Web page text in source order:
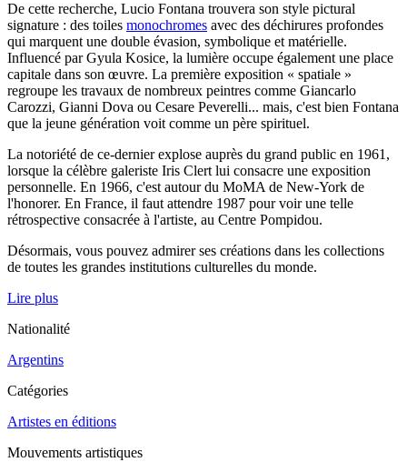
De cette recherche, Lucio Fontana trouvera son style pictural
signature : des toiles monochromes avec des déchirures profondes
qui marquent une double évasion, symbolique et matérielle.
Influencé par Gyula Kosice, la lumière occupe également une place
capitale dans son œuvre. La première exposition « spatiale »
regroupe les travaux de nombreux peintres comme Giancarlo
Carozzi, Gianni Dova ou Cesare Peverelli... mais, c'est bien Fontana
que la jeune génération voit comme un père spirituel.
La notoriété de ce-dernier explose auprès du grand public en 1961,
lorsque la célèbre galeriste Iris Clert lui consacre une exposition
personnelle. En 1966, c'est autour du MoMA de New-York de
l'honorer. En France, il faut attendre 1987 pour voir une telle
rétrospective consacrée à l'artiste, au Centre Pompidou.
Désormais, vous pouvez admirer ses créations dans les collections
de toutes les grandes institutions culturelles du monde.
Lire plus
Nationalité
Argentins
Catégories
Artistes en éditions
Mouvements artistiques